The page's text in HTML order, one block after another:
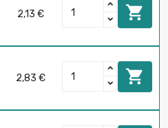
2,13 € 
2,83 € 